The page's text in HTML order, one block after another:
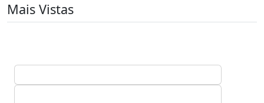
Mais Vistas